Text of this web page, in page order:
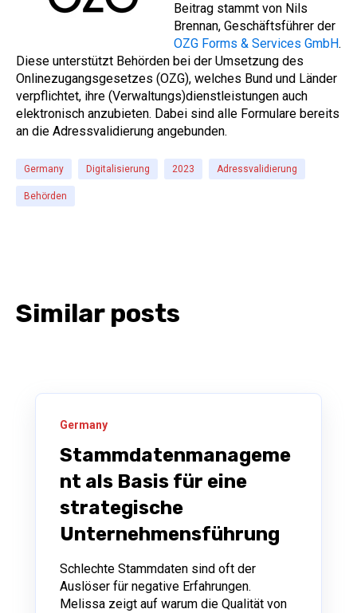
Beitrag stammt von Nils
Brennan, Geschäftsführer der
OZG Forms & Services GmbH.
Diese unterstützt Behörden bei der Umsetzung des
Onlinezugangsgesetzes (OZG), welches Bund und Länder
verpflichtet, ihre (Verwaltungs)dienstleistungen auch
elektronisch anzubieten. Dabei sind alle Formulare bereits
an die Adressvalidierung angebunden.
Germany Digitalisierung 2023 Adressvalidierung
Behörden
Similar posts
Germany
Stammdatenmanageme
nt als Basis für eine
strategische
Unternehmensführung
Schlechte Stammdaten sind oft der
Auslöser für negative Erfahrungen.
Melissa zeigt auf warum die Qualität von